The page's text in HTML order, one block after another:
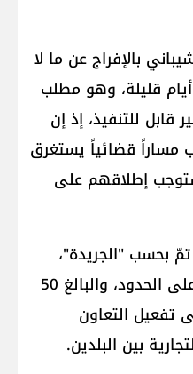
بالإفراج عن ما لا
أيام قليلة، وهو مطلب
قابل للتنفيذ، إذ إن
مساراً قضائياً يستغرق
إطلاقهم على
بحسب "الجريدة"،
إلغاء رسم العبور المتبادل على الحدود، والبالغ 50
تفعيل التعاون
بين البلدين.